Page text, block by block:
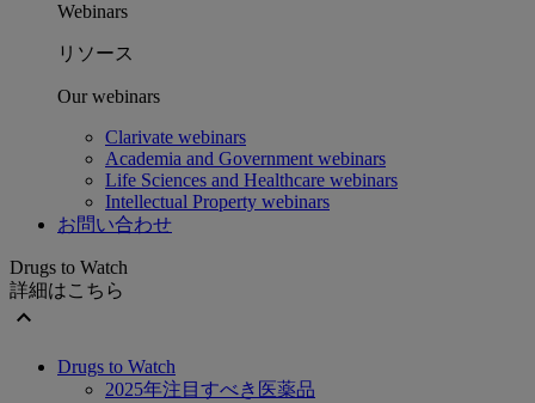
Webinars
リソース
Our webinars
Clarivate webinars
Academia and Government webinars
Life Sciences and Healthcare webinars
Intellectual Property webinars
お問い合わせ
Drugs to Watch
詳細はこちら
expand_less
Drugs to Watch
2025年注目すべき医薬品